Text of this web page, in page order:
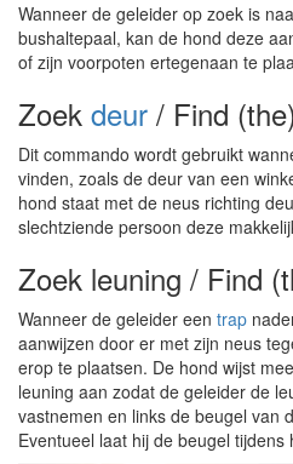
Wanneer de geleider op zoek is
bushaltepaal, kan de hond deze
of zijn voorpoten ertegenaan te
Zoek deur / Find
Dit commando wordt gebruikt
vinden, zoals de deur van een
hond staat met de neus richting
slechtziende persoon deze
Zoek leuning / Find
Wanneer de geleider een trap
aanwijzen door er met zijn neus
erop te plaatsen. De hond wijst
leuning aan zodat de geleider de
vastnemen en links de beugel van
Eventueel laat hij de beugel tijdens